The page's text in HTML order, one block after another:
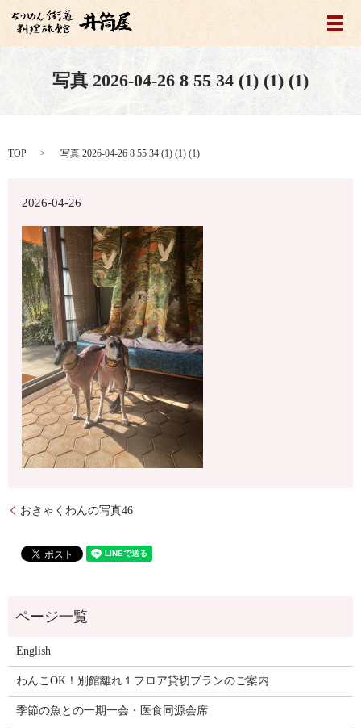
メ
写真 2026-04-26 8 55 34 (1) (1) (1)
TOP 写真 2026-04-26 8 55 34 (1) (1) (1)
2026-04-26
おきゃくわんの写真46
English
わんこOK！別館離れ１フロア貸切プランのご案内
季節の魚との一期一会・医食同源会席